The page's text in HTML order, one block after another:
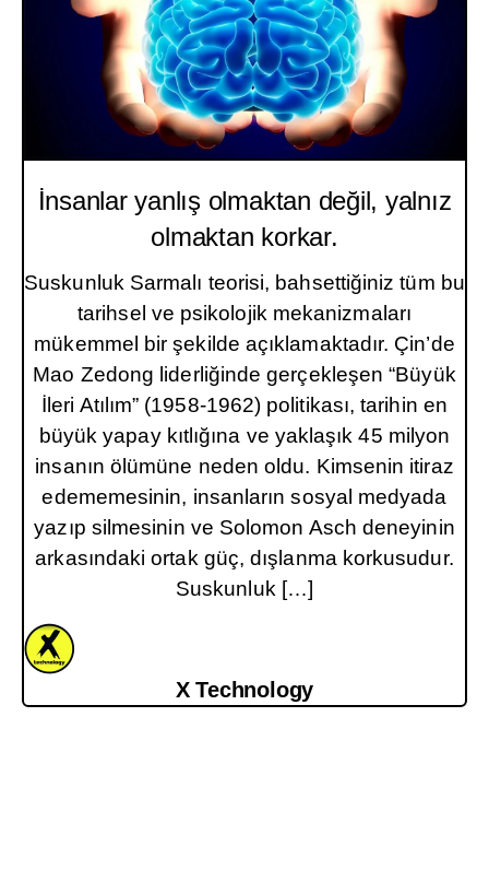
İnsanlar yanlış olmaktan değil, yalnız
olmaktan korkar.
Suskunluk Sarmalı teorisi, bahsettiğiniz tüm bu
tarihsel ve psikolojik mekanizmaları
mükemmel bir şekilde açıklamaktadır. Çin’de
Mao Zedong liderliğinde gerçekleşen “Büyük
İleri Atılım” (1958-1962) politikası, tarihin en
büyük yapay kıtlığına ve yaklaşık 45 milyon
insanın ölümüne neden oldu. Kimsenin itiraz
edememesinin, insanların sosyal medyada
yazıp silmesinin ve Solomon Asch deneyinin
arkasındaki ortak güç, dışlanma korkusudur.
Suskunluk […]
X Technology